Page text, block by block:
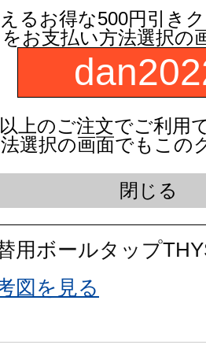
(メーカー手配品)
販売価格
数量
用ボールタップ
図を見る
るお得な500円引き
お支払い方法選択の
上のご注文でご利用
選択の画面でもこの
閉じる